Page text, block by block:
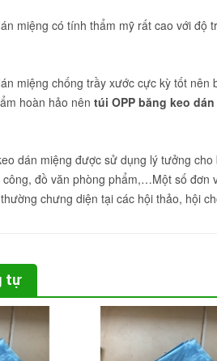
miệng có tính thẩm mỹ rất cao với
miệng chống trầy xước cực kỳ tốt
hoàn hảo nên túi OPP băng keo
dán miệng được sử dụng lý tưởng
đồ văn phòng phẩm,…Một số đơn
chưng diện tại các hội thảo, hội
tự